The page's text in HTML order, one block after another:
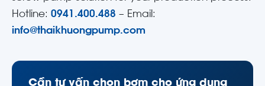
Hotline: 0941.400.488 – Email:
info@thaikhuongpump.com
Cần tư vấn chọn bơm cho ứng dụng